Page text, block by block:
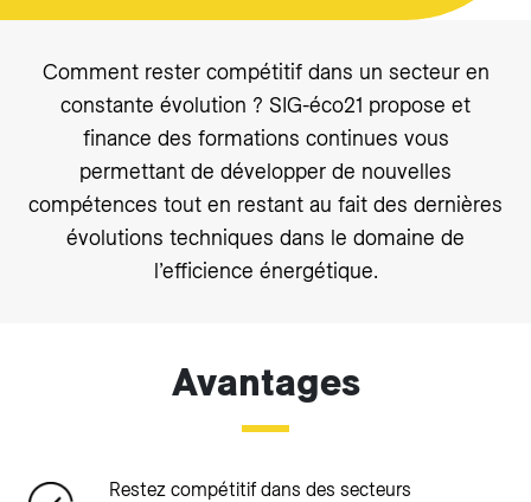
Comment rester compétitif dans un secteur en
constante évolution ? SIG-éco21 propose et
finance des formations continues vous
permettant de développer de nouvelles
compétences tout en restant au fait des dernières
évolutions techniques dans le domaine de
l’efficience énergétique.
Avantages
Restez compétitif dans des secteurs